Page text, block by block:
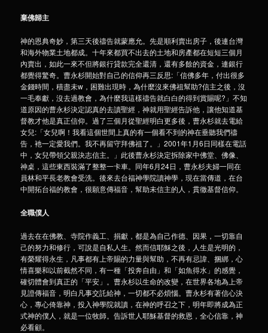
棄佛歸主
神的恩典奇妙，第三天後禱告就蒙應允。先是順利賣出房子，後連台灣
和海外物業土地都成。十年來都買不出去的土地和房產都在短短三個月
內賣出，如此一來不但將銀行貸款完全還清，還有多餘的資金，連銀行
都覺得驚奇。曹永杉開始對自己的信仰再三反思:「信佛多年，付出很多
金錢時間，積盡未w，困難出現時，為什麼沒來佛祖幫助?信主之後，沒
一毛奉獻，沒去過教會，為什麼我這樣禱告就白白的得到賞賜呢?」不知
道原因的曹永杉決定認真的去讀聖經，神就用聖經告訴他，讓他知道基
督教才他是真正信仰。過了三個月從聖經明白更多後，曹永杉就去電給
女兒:「女兒啊！我看這個世間上真的有一個看不到的神在垂聽我們禱
告，衪一定愛我們。我不再留守拜佛祖了。」2001年1月6日同樣在電話
中，女兒帶領父親決志信主。」此後曹永杉決定拆除家中佛堂、佛像、
神桌，這些東西裝滿了整整一卡車。同年6月24日，曹永杉夫婦一同在
員林和平長老教會受洗。後來去台福神學院讀神學，現在當傳道，在台
中開拓台福的教會，很願意傳福音，幫助未信主的人，貫徹基督信仰。
全職僕人
過去在在佛教、寺院作義工、捐獻，都是為自己作德、因果，一切靠自
己的努力和修行，可說是自私人生。然而信耶穌之後，人生是光明的，
有榮耀得永生，凡事都有上帝賜的力量與幫助，不再有忌諱、捆綁，心
情喜樂和以前截然不同，有一種「投奔自由」和「如魚得水」的感覺，
確切體會到真正的「平安」。曹永杉以生命的改變，在世界各地為上帝
見證傳福音，明白凡事交託給神，一切都不必煩惱。曹永杉有著信心決
心，專心倚靠神，投入神學院就讀，在神的呼召之下，明年即將成為正
式神的僕人，就是一位牧師。告訴世人耶穌基督的救恩，全心信靠，神
必看顧。